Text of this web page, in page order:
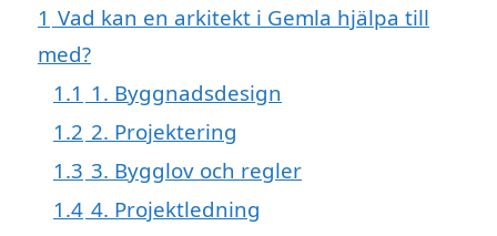
1 Vad kan en arkitekt i Gemla hjälpa till
med?
1.1 1. Byggnadsdesign
1.2 2. Projektering
1.3 3. Bygglov och regler
1.4 4. Projektledning